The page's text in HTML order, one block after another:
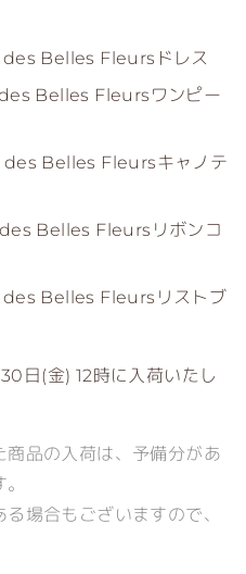
Belles Fleursドレス
Belles Fleursワンピー
Belles Fleursキャノテ
Belles Fleursリボンコ
Belles Fleursリストブ
日(金) 12時に入荷いたし
品の入荷は、予備分があ
場合もございますので、